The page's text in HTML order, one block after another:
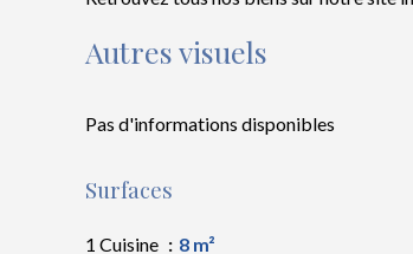
Autres visuels
Pas d'informations disponibles
Surfaces
1 Cuisine
8 m²